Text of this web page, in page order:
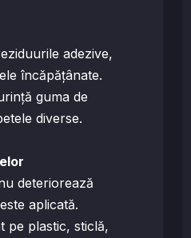
adezive,
încăpățânate.
guma de
diverse.
deteriorează
aplicată.
plastic, sticlă,